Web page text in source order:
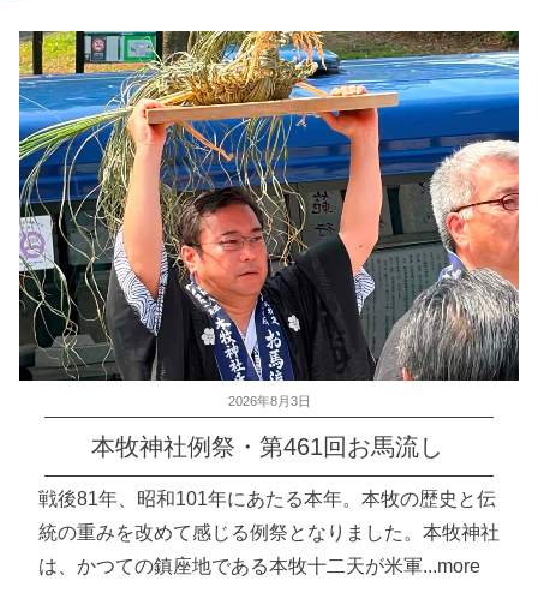
投
稿
日:
2026年8月3日
本牧神社例祭・第461回お馬流し
戦後81年、昭和101年にあたる本年。本牧の歴史と伝
統の重みを改めて感じる例祭となりました。本牧神社
は、かつての鎮座地である本牧十二天が米軍...more